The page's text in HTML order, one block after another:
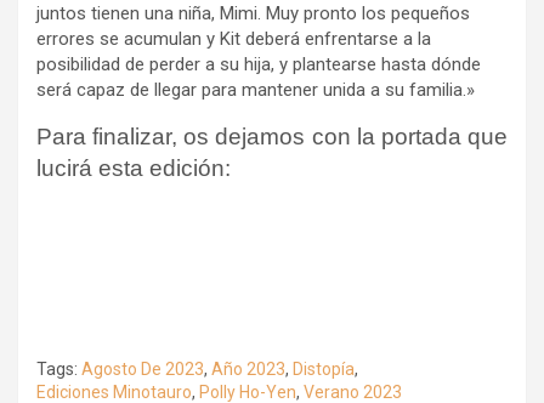
juntos tienen una niña, Mimi. Muy pronto los pequeños
errores se acumulan y Kit deberá enfrentarse a la
posibilidad de perder a su hija, y plantearse hasta dónde
será capaz de llegar para mantener unida a su familia.»
Para finalizar, os dejamos con la portada que
lucirá esta edición:
Tags: Agosto De 2023, Año 2023, Distopía,
Ediciones Minotauro, Polly Ho-Yen, Verano 2023